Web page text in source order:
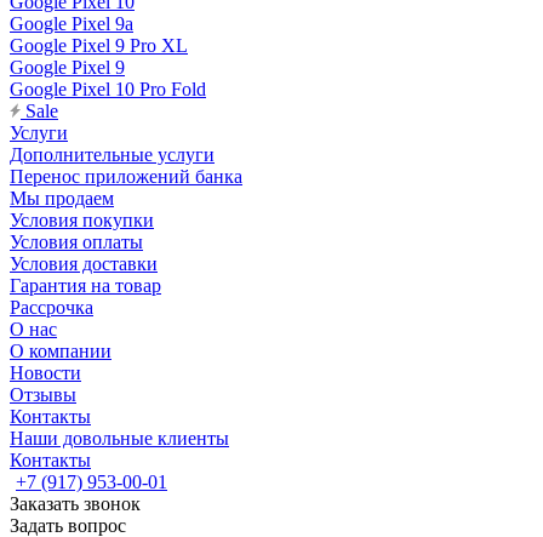
Google Pixel 9a
Google Pixel 9 Pro XL
Google Pixel 9
Google Pixel 10 Pro Fold
Sale
Услуги
Дополнительные услуги
Перенос приложений банка
Мы продаем
Условия покупки
Условия оплаты
Условия доставки
Гарантия на товар
Рассрочка
О нас
О компании
Новости
Отзывы
Контакты
Наши довольные клиенты
Контакты
+7 (917) 953-00-01
Заказать звонок
Задать вопрос